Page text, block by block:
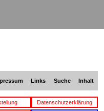
Links Suche Inhalt
Datenschutzerklärung